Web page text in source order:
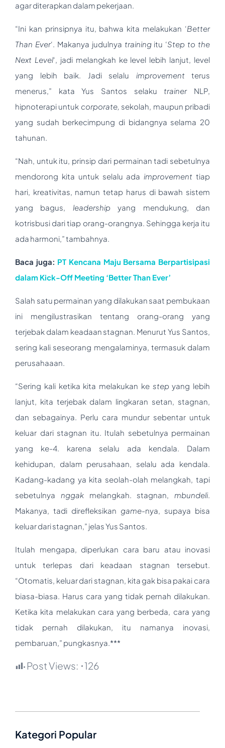
agar diterapkan dalam pekerjaan.
“Ini kan prinsipnya itu, bahwa kita melakukan ‘Better
Than Ever‘. Makanya judulnya trainingitu ‘Step to the
Next L evel‘, jadi melangkah ke level lebih lanjut, level
yang lebih baik. Jadi selalu improvement terus
menerus,” kata Yus Santos selaku trainer NLP,
hipnoterapi untuk corporate, sekolah, maupun pribadi
yang sudah berkecimpung di bidangnya selama 20
tahunan.
“Nah, untuk itu, prinsip dari permainan tadi sebetulnya
mendorong kita untuk selalu ada improvementtiap
hari, kreativitas, namun tetap harus di bawah sistem
yang bagus, leadershipyang mendukung, dan
kotrisbusi dari tiap orang-orangnya. Sehingga kerja itu
ada harmoni,” tambahnya.
Baca juga: PT Kencana Maju Bersama Berpartisipasi
dalam Kick-Off Meeting ‘Better Than Ever’
Salah satu permainan yang dilakukan saat pembukaan
ini mengilustrasikan tentang orang-orang yang
terjebak dalam keadaan stagnan. Menurut Yus Santos,
sering kali seseorang mengalaminya, termasuk dalam
perusahaaan.
“Sering kali ketika kita melakukan ke stepyang lebih
lanjut, kita terjebak dalam lingkaran setan, stagnan,
dan sebagainya. Perlu cara mundur sebentar untuk
keluar dari stagnan itu. Itulah sebetulnya permainan
yang ke-4. karena selalu ada kendala. Dalam
kehidupan, dalam perusahaan, selalu ada kendala.
Kadang-kadang ya kita seolah-olah melangkah, tapi
sebetulnya nggak melangkah. stagnan, mbundeli.
Makanya, tadi direfleksikan game-nya, supaya bisa
keluar dari stagnan,” jelas Yus Santos.
Itulah mengapa, diperlukan cara baru atau inovasi
untuk terlepas dari keadaan stagnan tersebut.
“Otomatis, keluar dari stagnan, kita gak bisa pakai cara
biasa-biasa. Harus cara yang tidak pernah dilakukan.
Ketika kita melakukan cara yang berbeda, cara yang
tidak pernah dilakukan, itu namanya inovasi,
pembaruan,” pungkasnya.***
Post Views: 126
Kategori Popular